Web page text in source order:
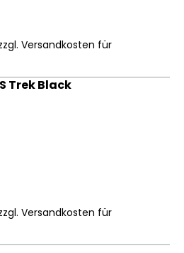
Versandkosten für
Trek Black
Versandkosten für